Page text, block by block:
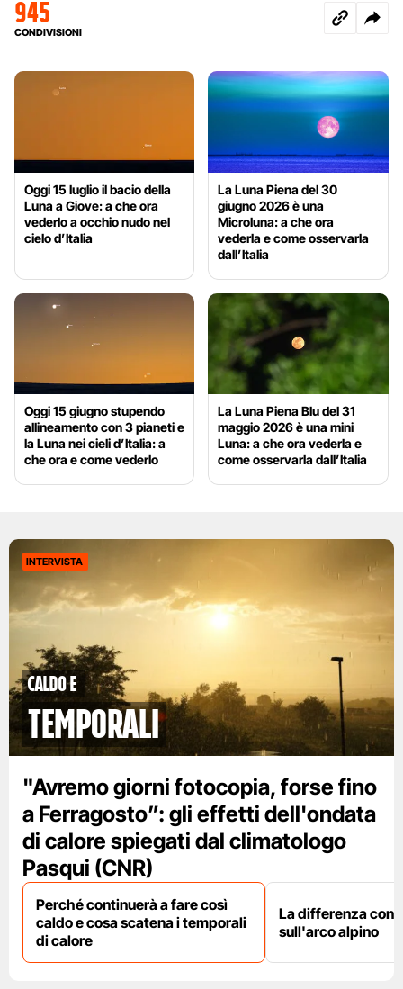
945
CONDIVISIONI
Oggi 15 luglio il bacio della
Luna a Giove: a che ora
vederlo a occhio nudo nel
cielo d’Italia
La Luna Piena del 30
giugno 2026 è una
Microluna: a che ora
vederla e come osservarla
dall’Italia
Oggi 15 giugno stupendo
allineamento con 3 pianeti e
la Luna nei cieli d’Italia: a
che ora e come vederlo
La Luna Piena Blu del 31
maggio 2026 è una mini
Luna: a che ora vederla e
come osservarla dall’Italia
INTERVISTA
caldo e
temporali
"Avremo giorni fotocopia, forse fino
a Ferragosto”: gli effetti dell'ondata
di calore spiegati dal climatologo
Pasqui (CNR)
Perché continuerà a fare così
caldo e cosa scatena i temporali
di calore
La differenza con
sull'arco alpino